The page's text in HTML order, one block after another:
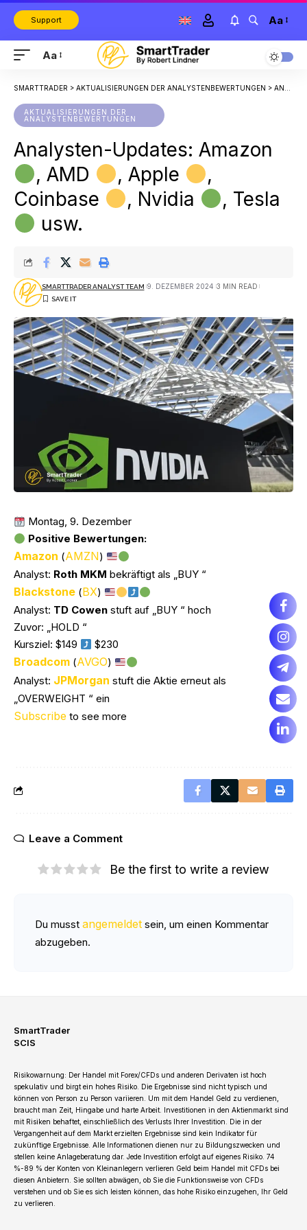
Support Aa
Aa
SMARTTRADER > AKTUALISIERUNGEN DER ANALYSTENBEWERTUNGEN > ANALYSTEN-UPDATES: AMAZON
AKTUALISIERUNGEN DER
ANALYSTENBEWERTUNGEN
Analysten-Updates: Amazon
, AMD
, Apple
,
Coinbase
, Nvidia
, Tesla
usw.
SMARTTRADER ANALYST TEAM 9. DEZEMBER 2024 3 MIN READ
Montag, 9. Dezember
Positive Bewertungen:
Amazon (AMZN)
Analyst: Roth MKM bekräftigt als „BUY “
Blackstone (BX)
Analyst: TD Cowen stuft auf „BUY “ hoch
Zuvor: „HOLD “
Kursziel: $149
$230
Broadcom (AVGO)
Analyst: JPMorgan stuft die Aktie erneut als
„OVERWEIGHT “ ein
Subscribe to see more
Leave a Comment
Be the first to write a review
Du musst angemeldet sein, um einen Kommentar
abzugeben.
SmartTrader
SCIS
Risikowarnung: Der Handel mit Forex/CFDs und anderen Derivaten ist hoch
spekulativ und birgt ein hohes Risiko. Die Ergebnisse sind nicht typisch und
können von Person zu Person variieren. Um mit dem Handel Geld zu verdienen,
braucht man Zeit, Hingabe und harte Arbeit. Investitionen in den Aktienmarkt sind
mit Risiken behaftet, einschließlich des Verlusts Ihrer Investition. Die in der
Vergangenheit auf dem Markt erzielten Ergebnisse sind kein Indikator für
zukünftige Ergebnisse. Alle Informationen dienen nur zu Bildungszwecken und
stellen keine Anlageberatung dar. Jede Investition erfolgt auf eigenes Risiko. 74
%-89 % der Konten von Kleinanlegern verlieren Geld beim Handel mit CFDs bei
diesen Anbietern. Sie sollten abwägen, ob Sie die Funktionsweise von CFDs
verstehen und ob Sie es sich leisten können, das hohe Risiko einzugehen, Ihr Geld
zu verlieren.